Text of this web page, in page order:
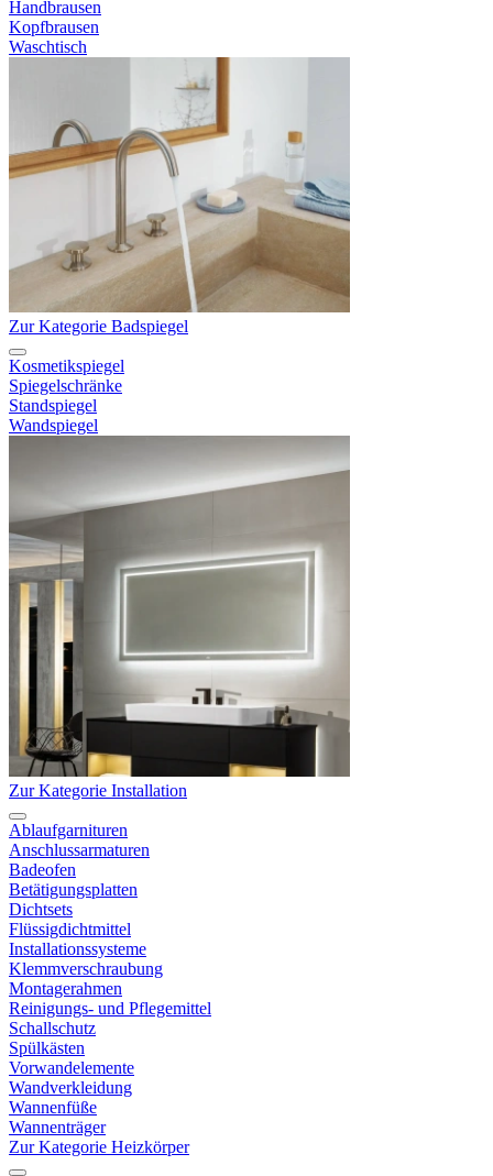
Handbrausen
Kopfbrausen
Waschtisch
Zur Kategorie Badspiegel
Kosmetikspiegel
Spiegelschränke
Standspiegel
Wandspiegel
Zur Kategorie Installation
Ablaufgarnituren
Anschlussarmaturen
Badeofen
Betätigungsplatten
Dichtsets
Flüssigdichtmittel
Installationssysteme
Klemmverschraubung
Montagerahmen
Reinigungs- und Pflegemittel
Schallschutz
Spülkästen
Vorwandelemente
Wandverkleidung
Wannenfüße
Wannenträger
Zur Kategorie Heizkörper